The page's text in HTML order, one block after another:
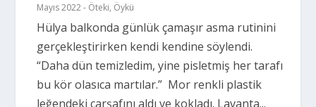
Mayıs 2022 - Öteki, Öykü
Hülya balkonda günlük çamaşır asma rutinini
gerçekleştirirken kendi kendine söylendi.
“Daha dün temizledim, yine pisletmiş her tarafı
bu kör olasıca martılar.” Mor renkli plastik
leğendeki çarşafını aldı ve kokladı. Lavanta...